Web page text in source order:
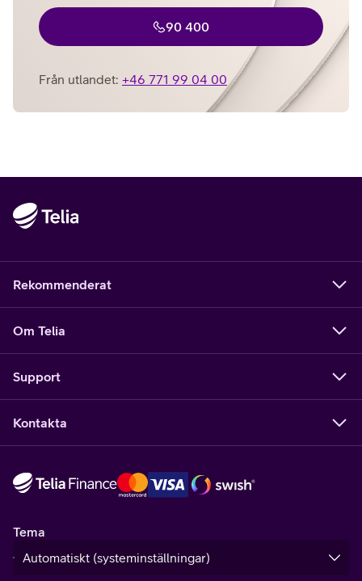
90 400
Från utlandet: +46 771 99 04 00
Rekommenderat
Om Telia
Support
Kontakta
Tema